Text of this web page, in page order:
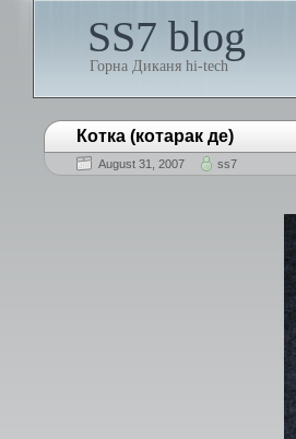
SS7 blog
Горна Диканя hi-tech
Котка (котарак де)
August 31, 2007 ss7